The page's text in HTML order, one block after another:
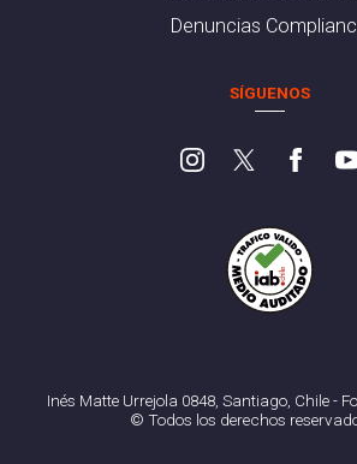
Denuncias
SÍGUENOS
Inés Matte Urrejola 0848, Santiago, Chile -
© Todos los derechos